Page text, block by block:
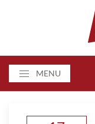
MENU